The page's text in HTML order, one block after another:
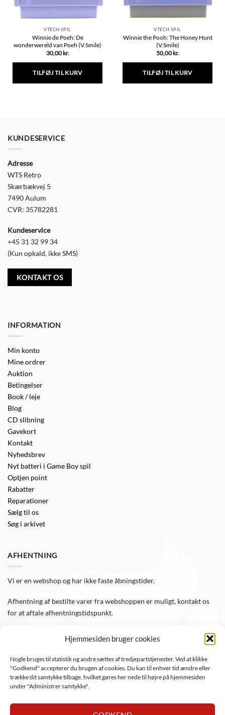
Hjemmesiden bruger cookies
Nogle bruges til statistik og andre sættes af tredjepartstjenester. Ved at klikke
"Godkend" accepterer du brugen af cookies. Du kan til enhver tid ændre eller
trække dit samtykke tilbage, hvilket gøres her nede til højre på hjemmesiden
under "Administrer samtykke".
VTECH SPIL
Winnie de Poeh: De
wonderwereld van Poeh (V.Smile)
30,00 kr.
TILFØJ TIL KURV
VTECH SPIL
Winnie the Pooh: The Honey Hunt
(V.Smile)
50,00 kr.
TILFØJ TIL KURV
KUNDESERVICE
Adresse
WTS Retro
Skærbækvej 5
7490 Aulum
CVR: 35782281
Kundeservice
+45 31 32 99 34
(Kun opkald, ikke SMS)
KONTAKT OS
INFORMATION
Min konto
Mine ordrer
Auktion
Betingelser
Book / leje
Blog
CD slibning
Gavekort
Kontakt
Nyhedsbrev
Nyt batteri i Game Boy spil
Optjen point
Rabatter
Reparationer
Sælg til os
Søg i arkivet
AFHENTNING
Vi er en webshop og har ikke faste åbningstider.
Afhentning af bestilte varer fra webshoppen er muligt, kontakt os
for at aftale afhentningstidspunkt.
Følg WTS Retro på de sociale medier, så er du altid opdateret.